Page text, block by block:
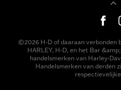
©2026 H-D of daaraan verbonden
HARLEY, H-D, en het Bar
handelsmerken van Harley-
Handelsmerken van derden